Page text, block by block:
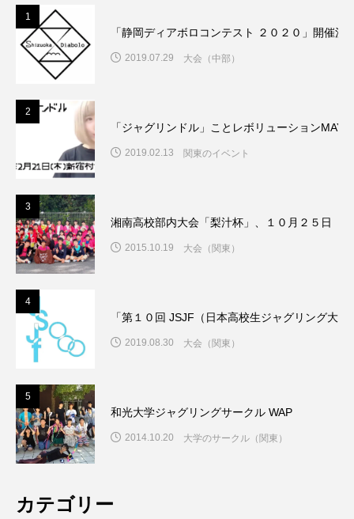
1
「静岡ディアボロコンテスト ２０２０」開催
2019.07.29 大会（中部）
2
「ジャグリンドル」ことレボリューション
2019.02.13 関東のイベント
3
湘南高校部内大会「梨汁杯」、１０月２５日（
2015.10.19 大会（関東）
4
「第１０回 JSJF（日本高校生ジャグリング大
2019.08.30 大会（関東）
5
和光大学ジャグリングサークル WAP
2014.10.20 大学のサークル（関東）
カテゴリー